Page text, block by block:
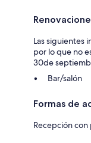
Las siguientes
por lo que no
30de
Bar/salón
Formas de
Recepción con